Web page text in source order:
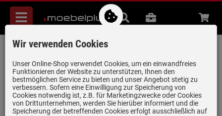
Menü
Suche
B2B Beratung
Villeroy & Boch Subway 50 SU Graphit -
3325 02 i4 Keramikspüle
Exzenterbetätigung
Artikel-Nummer:19943644 | Herstellernummer:332502i4 |
EAN:4051202343477
Wir verwenden Cookies
Unser Online-Shop verwendet Cookies, um ein einwandfreies
Funktionieren der Website zu unterstützen, Ihnen den
bestmöglichen Service zu bieten und unser Angebot stetig zu
verbessern. Sofern eine Einwilligung zur Speicherung von
Cookies notwendig ist, z.B. für Marketingzwecke oder Cookies
von Drittunternehmen, werden Sie hierüber informiert und die
Speicherung der betreffenden Cookies erfolgt ausschließlich auf